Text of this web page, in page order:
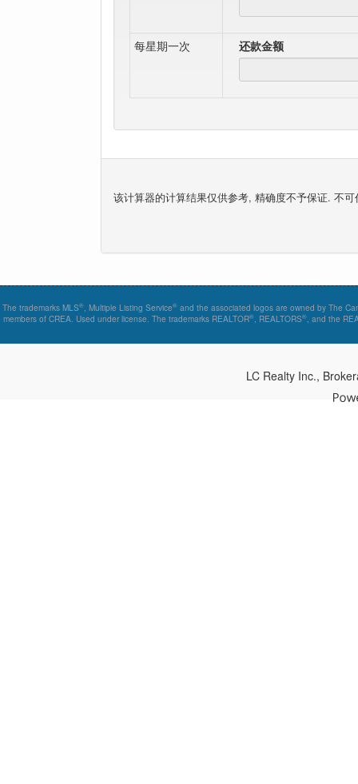
每星期一次 还款金额
该计算器的计算结果仅供参考, 精确度不予保证. 不
The trademarks MLS®, Multiple Listing Service®and the associated logos are owned by The
members of CREA. Used under license. The trademarks REALTOR®, REALTORS®, and the
LC Realty Inc.,